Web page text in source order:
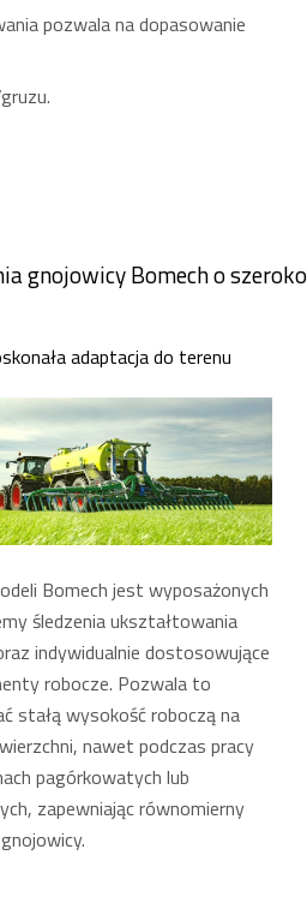
pozwala na dopasowanie
gnojowicy Bomech o
adaptacja do terenu
Bomech jest wyposażonych
śledzenia ukształtowania
indywidualnie dostosowujące
robocze. Pozwala to
stałą wysokość roboczą na
nawet podczas pracy
pagórkowatych lub
zapewniając równomierny